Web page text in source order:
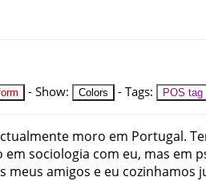
- Show: Colors - Tags: POS tag
moro em Portugal.
em sociologia com eu, mas em
meus amigos e eu cozinhamos